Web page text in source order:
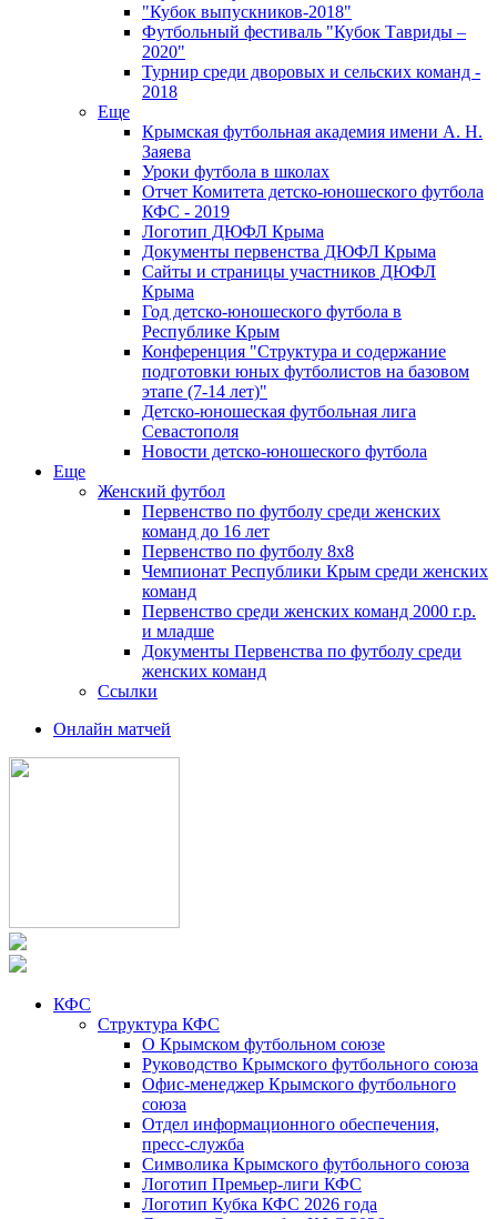
"Кубок выпускников-2018"
Футбольный фестиваль "Кубок Тавриды –
2020"
Турнир среди дворовых и сельских команд -
2018
Еще
Крымская футбольная академия имени А. Н.
Заяева
Уроки футбола в школах
Отчет Комитета детско-юношеского футбола
КФС - 2019
Логотип ДЮФЛ Крыма
Документы первенства ДЮФЛ Крыма
Сайты и страницы участников ДЮФЛ
Крыма
Год детско-юношеского футбола в
Республике Крым
Конференция "Структура и содержание
подготовки юных футболистов на базовом
этапе (7-14 лет)"
Детско-юношеская футбольная лига
Севастополя
Новости детско-юношеского футбола
Еще
Женский футбол
Первенство по футболу среди женских
команд до 16 лет
Первенство по футболу 8х8
Чемпионат Республики Крым среди женских
команд
Первенство среди женских команд 2000 г.р.
и младше
Документы Первенства по футболу среди
женских команд
Ссылки
Онлайн матчей
КФС
Структура КФС
О Крымском футбольном союзе
Руководство Крымского футбольного союза
Офис-менеджер Крымского футбольного
союза
Отдел информационного обеспечения,
пресс-служба
Символика Крымского футбольного союза
Логотип Премьер-лиги КФС
Логотип Кубка КФС 2026 года